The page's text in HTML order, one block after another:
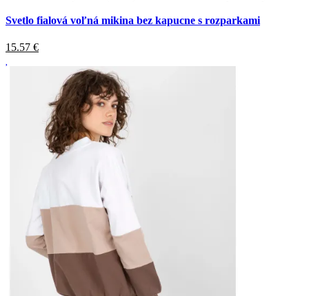
Svetlo fialová voľná mikina bez kapucne s rozparkami
15.57 €